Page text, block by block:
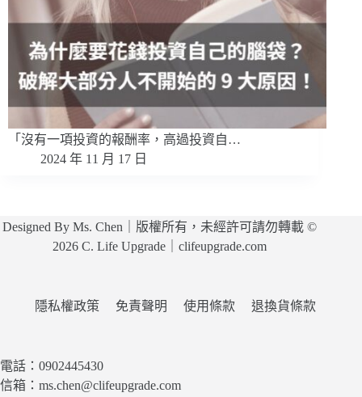
「沒有一項投資的報酬率，高過投資自…
2024 年 11 月 17 日
Designed By Ms. Chen｜版權所有，未經許可請勿轉載 ©
2026 C. Life Upgrade｜clifeupgrade.com
隱私權政策 免責聲明 使用條款 退換貨條款
電話：0902445430
信箱：ms.chen@clifeupgrade.com